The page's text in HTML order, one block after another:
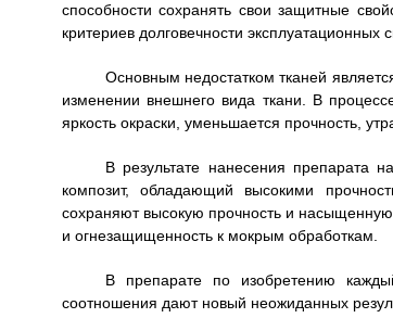
способности сохранять свои защитные
критериев долговечности эксплуатационных
Основным недостатком тканей
изменении внешнего вида ткани. В
яркость окраски, уменьшается прочность,
В результате нанесения препарата
композит, обладающий высокими
сохраняют высокую прочность и
и огнезащищенность к мокрым обработкам.
В препарате по изобретению
соотношения дают новый неожиданных